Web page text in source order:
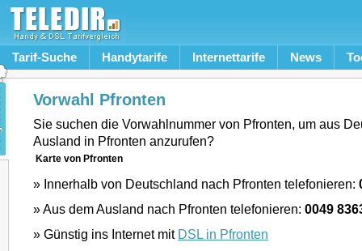
Tarif-Suche Handytarife Internettarife News
Vorwahl Pfronten
Sie suchen die Vorwahlnummer von Pfronten, um aus
Ausland in Pfronten anzurufen?
Karte von Pfronten
» Innerhalb von Deutschland nach Pfronten telefonieren:
» Aus dem Ausland nach Pfronten telefonieren: 0049
» Günstig ins Internet mit DSL in Pfronten